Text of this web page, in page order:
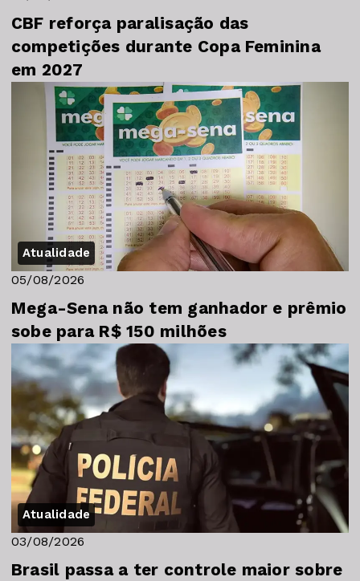
CBF reforça paralisação das
competições durante Copa Feminina
em 2027
Atualidade
05/08/2026
Mega-Sena não tem ganhador e prêmio
sobe para R$ 150 milhões
Atualidade
03/08/2026
Brasil passa a ter controle maior sobre